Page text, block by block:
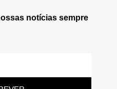
notícias sempre